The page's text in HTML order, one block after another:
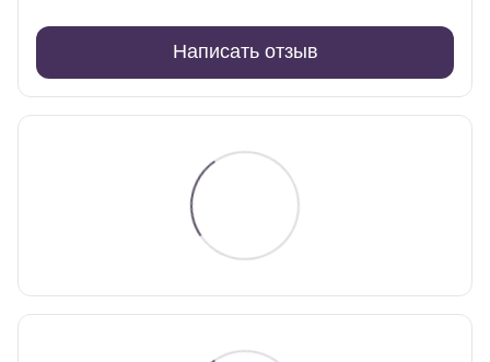
Написать отзыв